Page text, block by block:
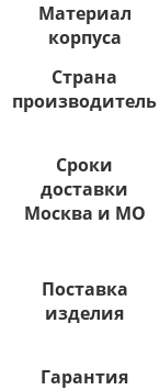
Материал
корпуса
Страна
производитель
Сроки
доставки
Москва и МО
Поставка
изделия
Гарантия